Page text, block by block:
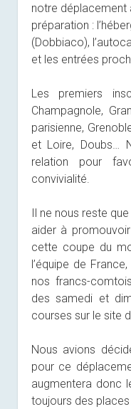
notre déplacement
préparation :
(Dobbiaco),
et les entrées
Les premiers
Champagnole,
parisienne,
et Loire, Doubs…
relation pour
convivialité.
Il ne nous reste
aider à
cette coupe du
l’équipe de
nos francs-
des samedi et
courses sur le site
Nous avions
pour ce
augmentera donc
toujours des places